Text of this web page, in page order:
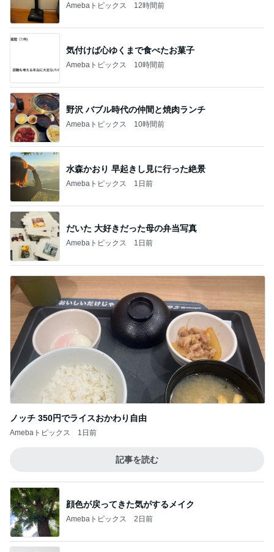
Amebaトピックス 12時間前
気付けば心ゆくまで食べたお菓子
Amebaトピックス 10時間前
野沢 バブル時代の仲間と焼肉ランチ
Amebaトピックス 10時間前
水森かおり 早起きし見に行った絶景
Amebaトピックス 1日前
だいた 大好きだった母の弁当写真
Amebaトピックス 1日前
ノッチ 350円でライスおかわり自由
Amebaトピックス 1日前
記事を読む
顔色が戻ってきた気がするメイク
Amebaトピックス 2日前